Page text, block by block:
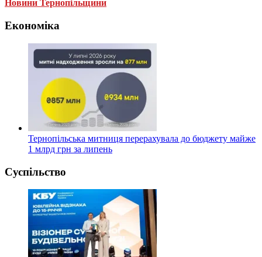
Новини Тернопільщини
Економіка
Тернопільська митниця перерахувала до бюджету майже
1 млрд грн за липень
Суспільство